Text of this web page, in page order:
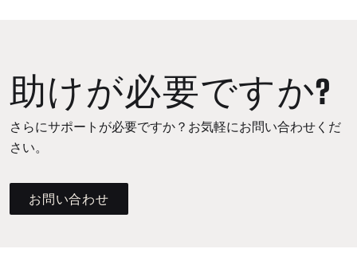
助けが必要ですか?
さらにサポートが必要ですか？お気軽にお問い合わせくだ
さい。
お問い合わせ